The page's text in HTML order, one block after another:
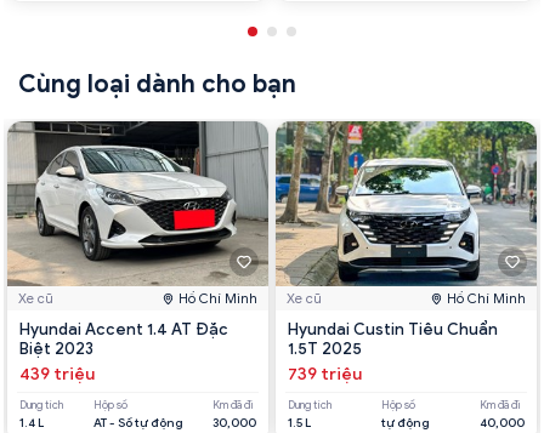
Cùng loại dành cho bạn
Xe cũ Hồ Chí Minh
Hyundai Accent 1.4 AT Đặc
Biệt 2023
439 triệu
Dung tích
1.4 L
Hộp số
AT - Số tự động
Km đã đi
30,000
Xe cũ Hồ Chí Minh
Hyundai Custin Tiêu Chuẩn
1.5T 2025
739 triệu
Dung tích
1.5 L
Hộp số
tự động
Km đã đi
40,000